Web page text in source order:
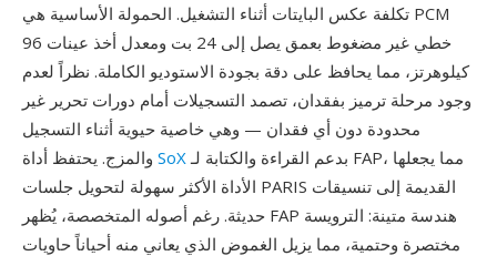
تكلفة عكس البايتات أثناء التشغيل. الحمولة الأساسية هي PCM
خطي غير مضغوط بعمق يصل إلى 24 بت ومعدل أخذ عينات 96
كيلوهرتز، مما يحافظ على دقة بجودة الاستوديو الكاملة. نظراً لعدم
وجود مرحلة ترميز بفقدان، تصمد التسجيلات أمام دورات تحرير غير
محدودة دون أي فقدان — وهي خاصية حيوية أثناء التسجيل
SoXبدعم القراءة والكتابة لـ FAP، مما يجعلها
الأداة الأكثر سهولة لتحويل جلسات PARIS القديمة إلى تنسيقات
حديثة. رغم أصوله المتخصصة، يُظهر FAP هندسة متينة: الترويسة
مختصرة وحتمية، مما يزيل الغموض الذي يعاني منه أحياناً حاويات